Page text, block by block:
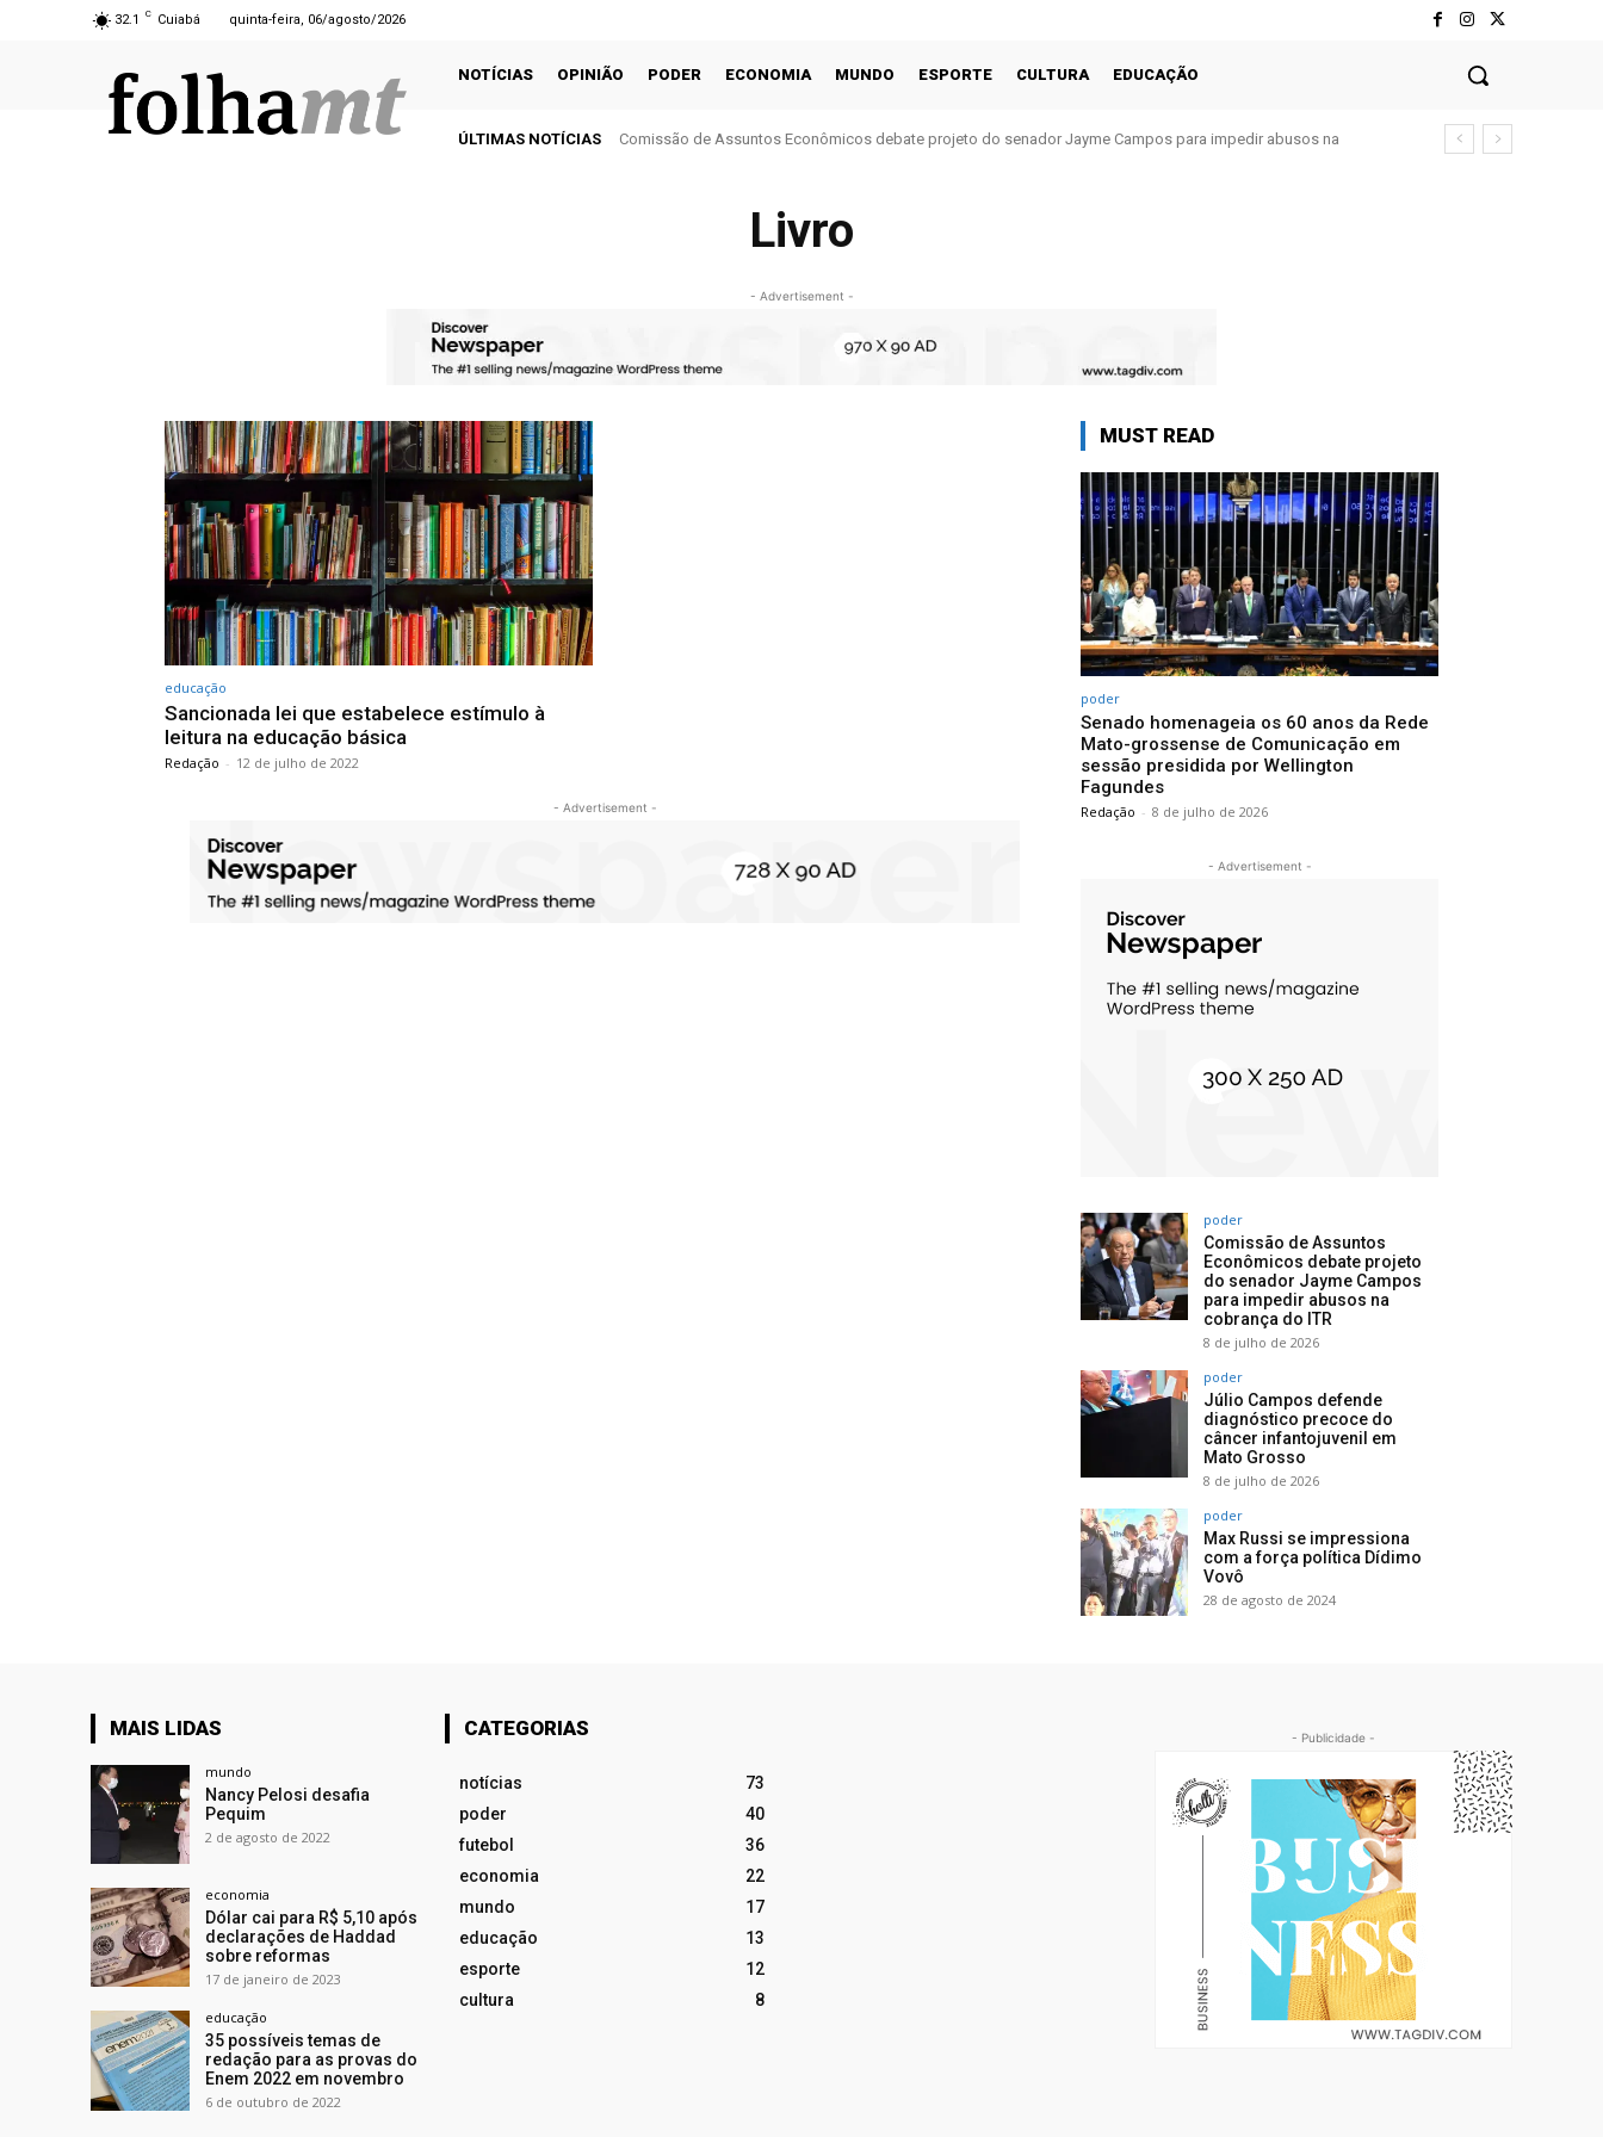
32.1 C Cuiabá quinta-feira, 06/agosto/2026
NOTÍCIAS OPINIÃO PODER ECONOMIA MUNDO ESPORTE CULTURA EDUCAÇÃO
ÚLTIMAS NOTÍCIAS
Comissão de Assuntos Econômicos debate projeto do senador Jayme Campos para impedir abusos na
Livro
- Advertisement -
educação
Sancionada lei que estabelece estímulo à
leitura na educação básica
Redação - 12 de julho de 2022
- Advertisement -
MUST READ
poder
Senado homenageia os 60 anos da Rede
Mato-grossense de Comunicação em
sessão presidida por Wellington
Fagundes
Redação - 8 de julho de 2026
- Advertisement -
poder
Comissão de Assuntos
Econômicos debate projeto
do senador Jayme Campos
para impedir abusos na
cobrança do ITR
8 de julho de 2026
poder
Júlio Campos defende
diagnóstico precoce do
câncer infantojuvenil em
Mato Grosso
8 de julho de 2026
poder
Max Russi se impressiona
com a força política Dídimo
Vovô
28 de agosto de 2024
MAIS LIDAS
mundo
Nancy Pelosi desafia
Pequim
2 de agosto de 2022
economia
Dólar cai para R$ 5,10 após
declarações de Haddad
sobre reformas
17 de janeiro de 2023
educação
35 possíveis temas de
redação para as provas do
Enem 2022 em novembro
6 de outubro de 2022
CATEGORIAS
notícias
73
poder
40
futebol
36
economia
22
mundo
17
educação
13
esporte
12
cultura
8
- Publicidade -